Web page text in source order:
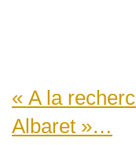
« A la
Albaret »…